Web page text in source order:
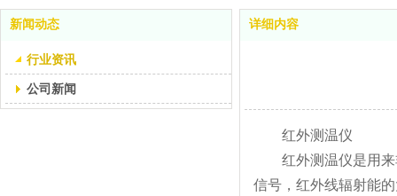
新闻动态
行业资讯
公司新闻
详细内容
红外测温仪
红外测温仪是用来
信号，红外线辐射能